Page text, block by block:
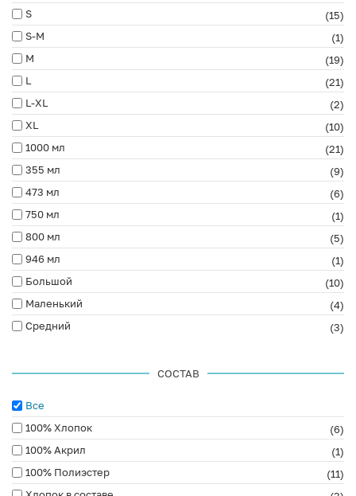
S
(15)
S-M
(1)
M
(19)
L
(21)
L-XL
(2)
XL
(10)
1000 мл
(21)
355 мл
(9)
473 мл
(6)
750 мл
(1)
800 мл
(5)
946 мл
(1)
Большой
(10)
Маленький
(4)
Средний
(3)
СОСТАВ
Все
100% Хлопок
(6)
100% Акрил
(1)
100% Полиэстер
(11)